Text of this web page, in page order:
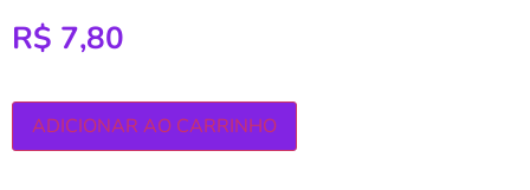
R$ 7,80
ADICIONAR AO CARRINHO